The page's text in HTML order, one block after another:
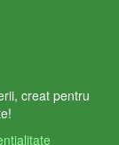
creat pentru